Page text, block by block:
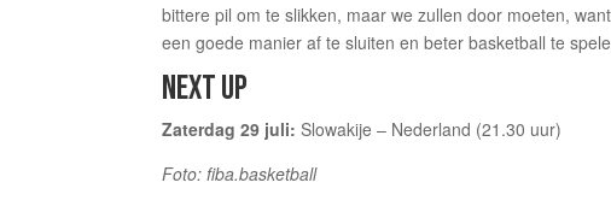
bittere pil om te slikken, maar we zullen door moeten,
een goede manier af te sluiten en beter basketball te
NEXT UP
Zaterdag 29 juli: Slowakije – Nederland (21.30 uur)
Foto: fiba.basketball